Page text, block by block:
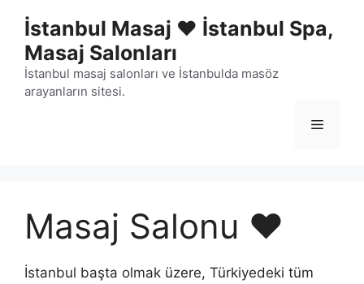
İstanbul Masaj ❤️ İstanbul Spa,
Masaj Salonları
İstanbul masaj salonları ve İstanbulda masöz
arayanların sitesi.
Menü
Masaj Salonu ❤️
İstanbul başta olmak üzere, Türkiyedeki tüm